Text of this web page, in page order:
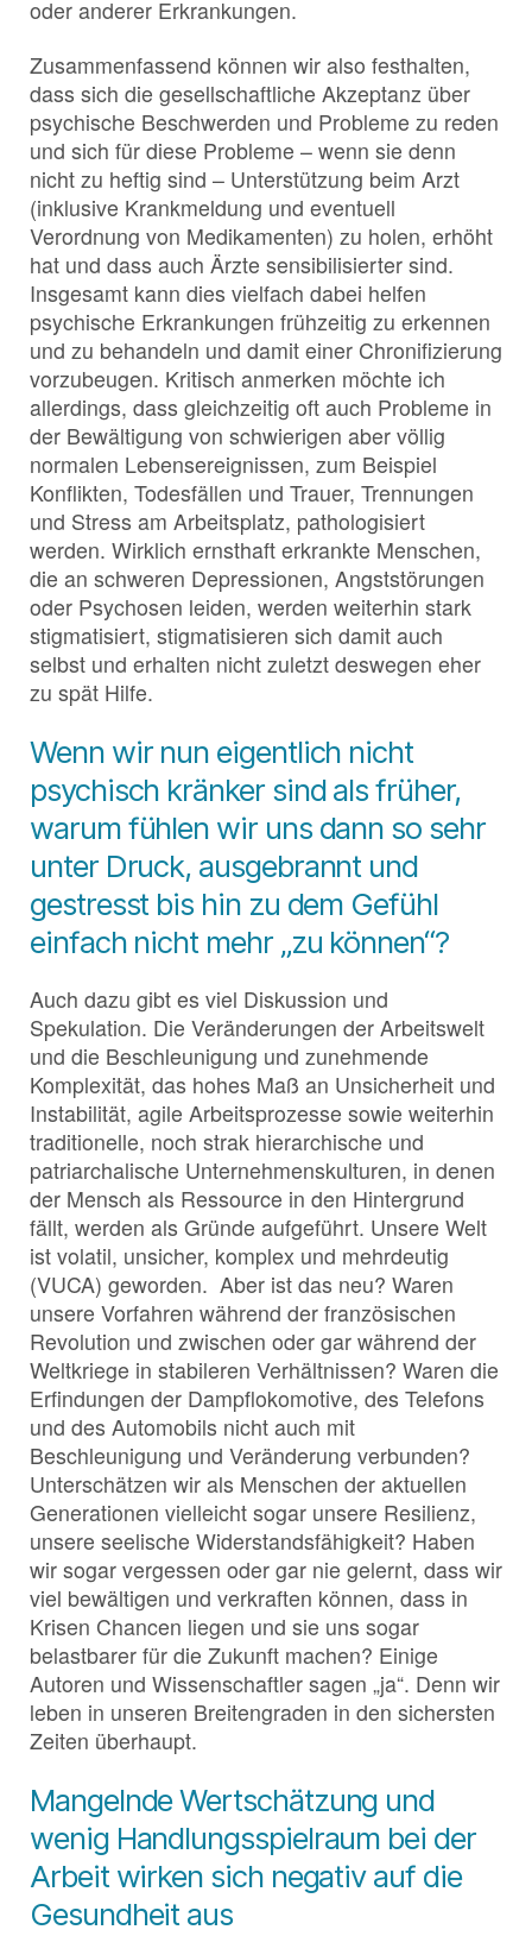
oder anderer Erkrankungen.
Zusammenfassend können wir also festhalten,
dass sich die gesellschaftliche Akzeptanz über
psychische Beschwerden und Probleme zu reden
und sich für diese Probleme – wenn sie denn
nicht zu heftig sind – Unterstützung beim Arzt
(inklusive Krankmeldung und eventuell
Verordnung von Medikamenten) zu holen, erhöht
hat und dass auch Ärzte sensibilisierter sind.
Insgesamt kann dies vielfach dabei helfen
psychische Erkrankungen frühzeitig zu erkennen
und zu behandeln und damit einer Chronifizierung
vorzubeugen. Kritisch anmerken möchte ich
allerdings, dass gleichzeitig oft auch Probleme in
der Bewältigung von schwierigen aber völlig
normalen Lebensereignissen, zum Beispiel
Konflikten, Todesfällen und Trauer, Trennungen
und Stress am Arbeitsplatz, pathologisiert
werden. Wirklich ernsthaft erkrankte Menschen,
die an schweren Depressionen, Angststörungen
oder Psychosen leiden, werden weiterhin stark
stigmatisiert, stigmatisieren sich damit auch
selbst und erhalten nicht zuletzt deswegen eher
zu spät Hilfe.
Wenn wir nun eigentlich nicht
psychisch kränker sind als früher,
warum fühlen wir uns dann so sehr
unter Druck, ausgebrannt und
gestresst bis hin zu dem Gefühl
einfach nicht mehr „zu können“?
Auch dazu gibt es viel Diskussion und
Spekulation. Die Veränderungen der Arbeitswelt
und die Beschleunigung und zunehmende
Komplexität, das hohes Maß an Unsicherheit und
Instabilität, agile Arbeitsprozesse sowie weiterhin
traditionelle, noch strak hierarchische und
patriarchalische Unternehmenskulturen, in denen
der Mensch als Ressource in den Hintergrund
fällt, werden als Gründe aufgeführt. Unsere Welt
ist volatil, unsicher, komplex und mehrdeutig
(VUCA) geworden. Aber ist das neu? Waren
unsere Vorfahren während der französischen
Revolution und zwischen oder gar während der
Weltkriege in stabileren Verhältnissen? Waren die
Erfindungen der Dampflokomotive, des Telefons
und des Automobils nicht auch mit
Beschleunigung und Veränderung verbunden?
Unterschätzen wir als Menschen der aktuellen
Generationen vielleicht sogar unsere Resilienz,
unsere seelische Widerstandsfähigkeit? Haben
wir sogar vergessen oder gar nie gelernt, dass wir
viel bewältigen und verkraften können, dass in
Krisen Chancen liegen und sie uns sogar
belastbarer für die Zukunft machen? Einige
Autoren und Wissenschaftler sagen „ja“. Denn wir
leben in unseren Breitengraden in den sichersten
Zeiten überhaupt.
Mangelnde Wertschätzung und
wenig Handlungsspielraum bei der
Arbeit wirken sich negativ auf die
Gesundheit aus